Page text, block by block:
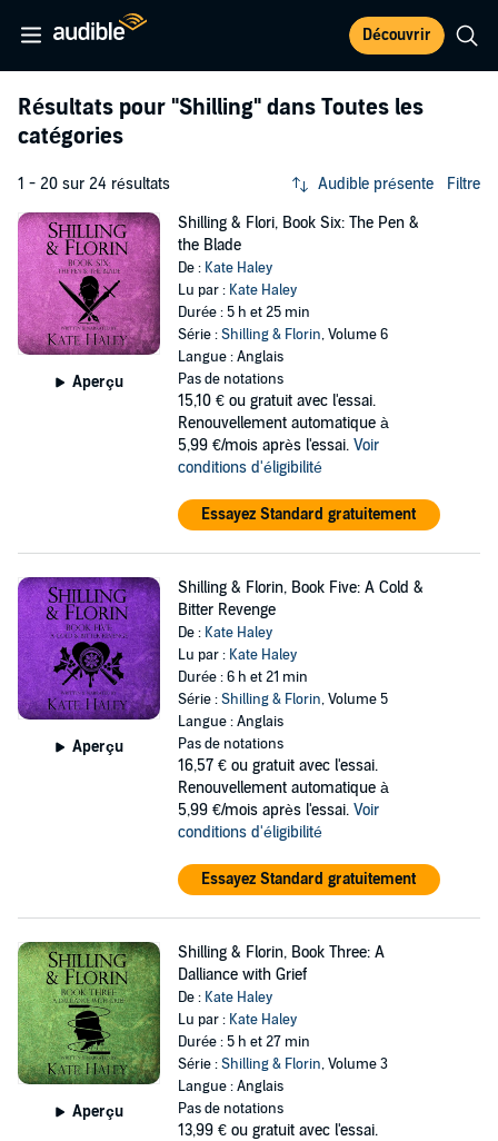
Découvrir
Résultats pour "Shilling" dans Toutes les
catégories
1 - 20 sur 24 résultats Audible présente Filtre
Aperçu
Shilling & Flori, Book Six: The Pen &
the Blade
De : Kate Haley
Lu par : Kate Haley
Durée : 5 h et 25 min
Série :Shilling & Florin, Volume 6
Langue : Anglais
Pas de notations
15,10 € ou gratuit avec l'essai.
Renouvellement automatique à
5,99 €/mois après l'essai. Voir
conditions d'éligibilité
Essayez Standard gratuitement
Aperçu
Shilling & Florin, Book Five: A Cold &
Bitter Revenge
De : Kate Haley
Lu par : Kate Haley
Durée : 6 h et 21 min
Série :Shilling & Florin, Volume 5
Langue : Anglais
Pas de notations
16,57 € ou gratuit avec l'essai.
Renouvellement automatique à
5,99 €/mois après l'essai. Voir
conditions d'éligibilité
Essayez Standard gratuitement
Aperçu
Shilling & Florin, Book Three: A
Dalliance with Grief
De : Kate Haley
Lu par : Kate Haley
Durée : 5 h et 27 min
Série :Shilling & Florin, Volume 3
Langue : Anglais
Pas de notations
13,99 € ou gratuit avec l'essai.